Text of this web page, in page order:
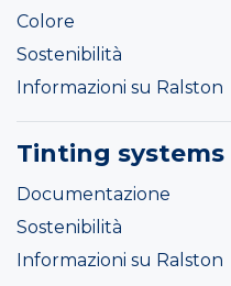
Colore
Sostenibilità
Informazioni su Ralston
Tinting systems
Documentazione
Sostenibilità
Informazioni su Ralston